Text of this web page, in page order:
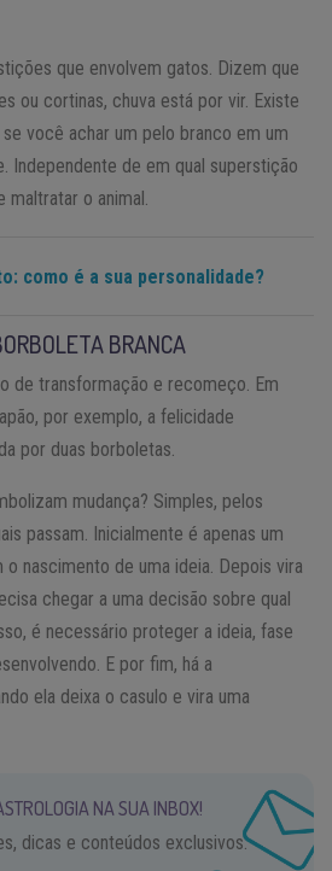
que envolvem gatos. Dizem que
ou cortinas, chuva está por vir. Existe
você achar um pelo branco em um
Independente de em qual superstição
o animal.
como é a sua personalidade?
BRANCA
de transformação e recomeço. Em
por exemplo, a felicidade
por duas borboletas.
mudança? Simples, pelos
passam. Inicialmente é apenas um
nascimento de uma ideia. Depois vira
chegar a uma decisão sobre qual
é necessário proteger a ideia, fase
E por fim, há a
ela deixa o casulo e vira uma
NA SUA INBOX!
dicas e conteúdos exclusivos.